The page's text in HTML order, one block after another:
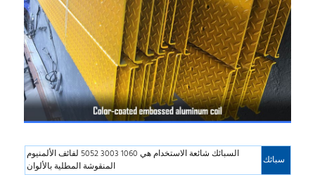
سبائك
السبائك شائعة الاستخدام هي 1060 3003 5052 لفائف الألمنيوم
المنقوشة المطلية بالألوان